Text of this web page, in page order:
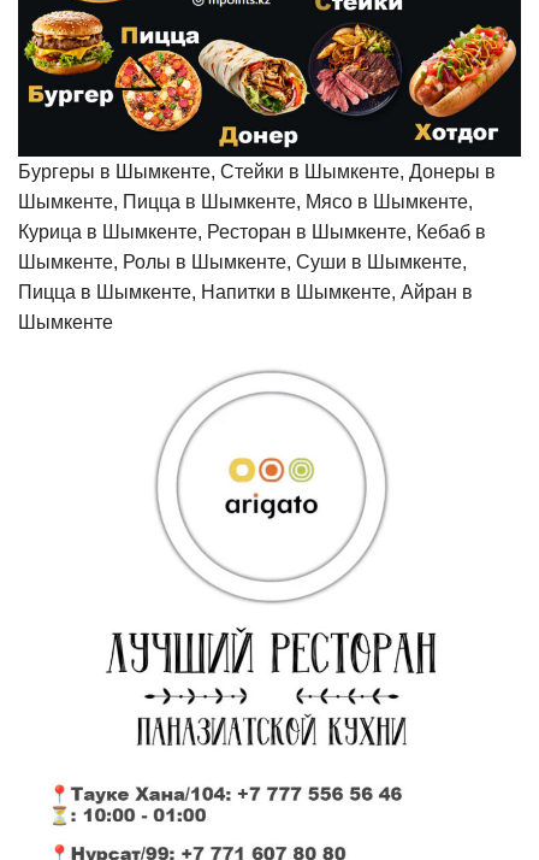
Бургеры в Шымкенте, Стейки в Шымкенте, Донеры в
Шымкенте, Пицца в Шымкенте, Мясо в Шымкенте,
Курица в Шымкенте, Ресторан в Шымкенте, Кебаб в
Шымкенте, Ролы в Шымкенте, Суши в Шымкенте,
Пицца в Шымкенте, Напитки в Шымкенте, Айран в
Шымкенте